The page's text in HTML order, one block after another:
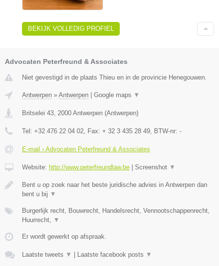
BEKIJK VOLLEDIG PROFIEL
Advocaten Peterfreund & Associates
Niet gevestigd in de plaats Thieu en in de provincie Henegouwen.
Antwerpen » Antwerpen Google maps ▼
Britselei 43 2000 Antwerpen (Antwerpen)
Tel: +32 476 22 04 02 , Fax: + 32 3 435 28 49 , BTW-nr: -
E-mail › Advocaten Peterfreund & Associates
Website: http://www.peterfreundlaw.be Screenshot ▼
Bent u op zoek naar het beste juridische advies in Antwerpen dan
bent u bij ▼
Burgerlijk recht, Bouwrecht, Handelsrecht, Vennootschappenrecht,
Huurrecht,
▼
Er wordt gewerkt op afspraak.
Laatste tweets ▼ Laatste facebook posts ▼